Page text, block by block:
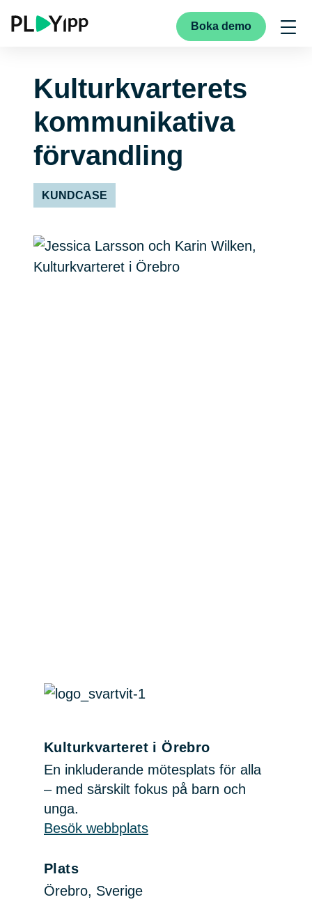
Boka demo
Kulturkvarterets
kommunikativa
förvandling
KUNDCASE
Kulturkvarteret i Örebro
En inkluderande mötesplats för alla
– med särskilt fokus på barn och
unga.
Besök webbplats
Plats
Örebro, Sverige